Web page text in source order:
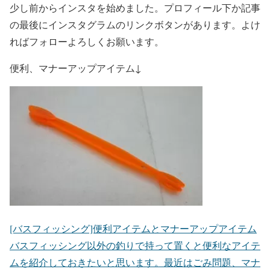
少し前からインスタを始めました。プロフィール下か記事
の最後にインスタグラムのリンクボタンがあります。よけ
ればフォローよろしくお願います。
便利、マナーアップアイテム↓
[バスフィッシング]便利アイテムとマナーアップアイテム
バスフィッシング以外の釣りで持って置くと便利なアイテ
ムを紹介しておきたいと思います。最近はごみ問題、マナ